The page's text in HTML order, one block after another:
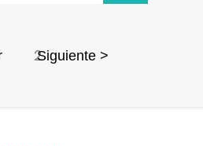
2Siguiente >